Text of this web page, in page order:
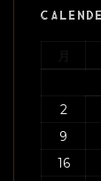
2
9
16